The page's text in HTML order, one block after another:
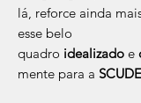
lá, reforce ainda
esse belo
quadro idealizado e
mente para a